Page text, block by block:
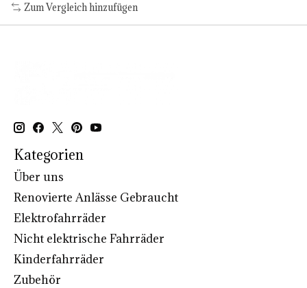
Zum Vergleich hinzufügen
Kategorien
Über uns
Renovierte Anlässe Gebraucht
Elektrofahrräder
Nicht elektrische Fahrräder
Kinderfahrräder
Zubehör